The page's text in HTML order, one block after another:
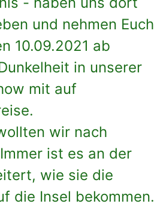
und nehmen Euch
10.09.2021 ab
in unserer
mit auf
wir nach
ist es an der
wie sie die
die Insel bekommen.